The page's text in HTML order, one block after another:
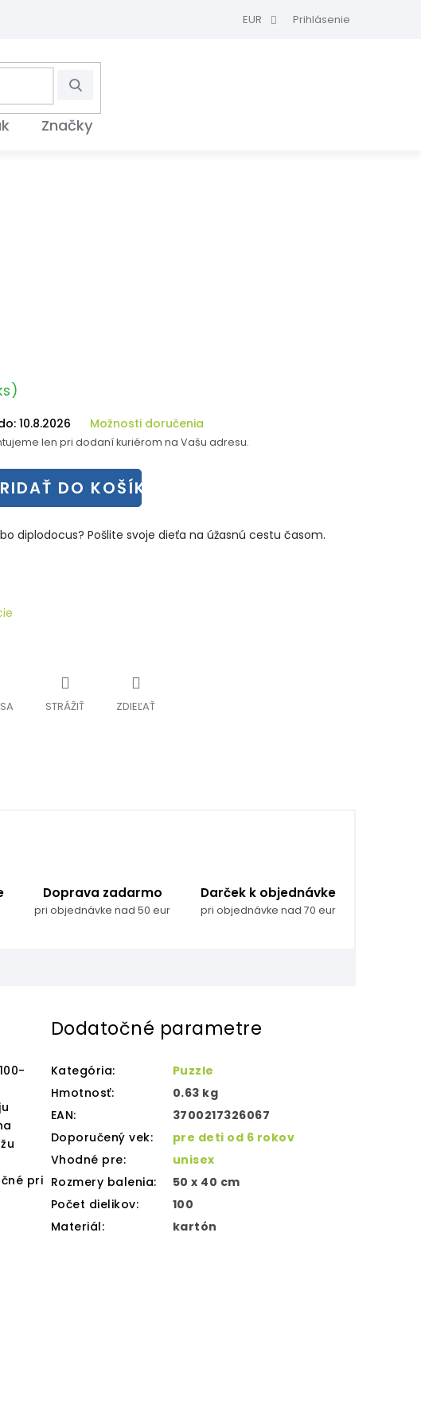
EUR Prihlásenie
Hľadať
Značky
10.8.2026 Možnosti doručenia
len pri dodaní kuriérom na Vašu adresu.
DO KOŠÍKA
diplodocus? Pošlite svoje dieťa na úžasnú cestu časom.
STRÁŽIŤ ZDIEĽAŤ
Doprava zadarmo
pri objednávke nad 50 eur
Darček k objednávke
pri objednávke nad 70 eur
pri
Dodatočné parametre
Kategória:
Puzzle
Hmotnosť:
0.63 kg
EAN:
3700217326067
Doporučený vek:
pre deti od 6 rokov
Vhodné pre:
unisex
Rozmery balenia:
50 x 40 cm
Počet dielikov:
100
Materiál: kartón